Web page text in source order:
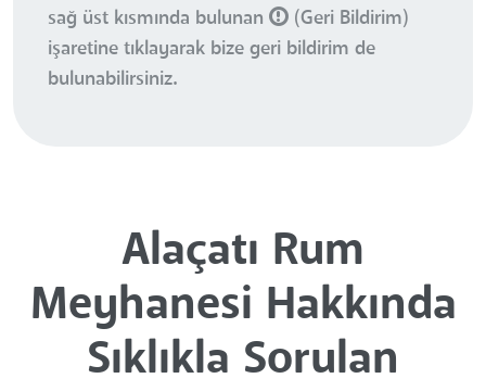
sağ üst kısmında bulunan
(Geri Bildirim)
işaretine tıklayarak bize geri bildirim de
bulunabilirsiniz.
Alaçatı Rum
Meyhanesi Hakkında
Sıklıkla Sorulan